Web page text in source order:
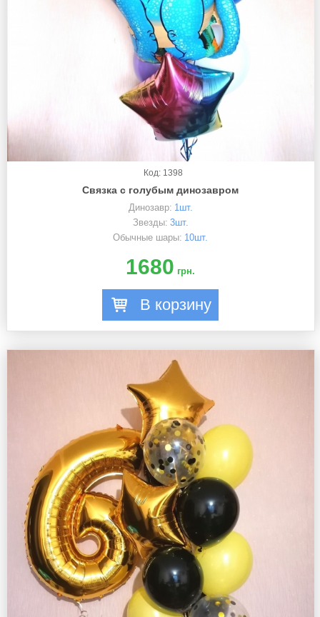
Код: 1398
Связка с голубым динозавром
Динозавр: 1шт.
Звезды: 3шт.
Обычные шары: 10шт.
1680 грн.
В корзину